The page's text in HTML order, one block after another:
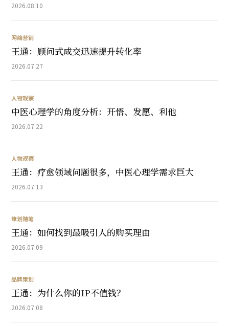
2026.08.10
网络营销
王通：顾问式成交迅速提升转化率
2026.07.27
人物观察
中医心理学的角度分析：开悟、发愿、利他
2026.07.22
人物观察
王通：疗愈领域问题很多，中医心理学需求巨大
2026.07.13
策划随笔
王通：如何找到最吸引人的购买理由
2026.07.09
品牌策划
王通：为什么你的IP不值钱？
2026.07.08